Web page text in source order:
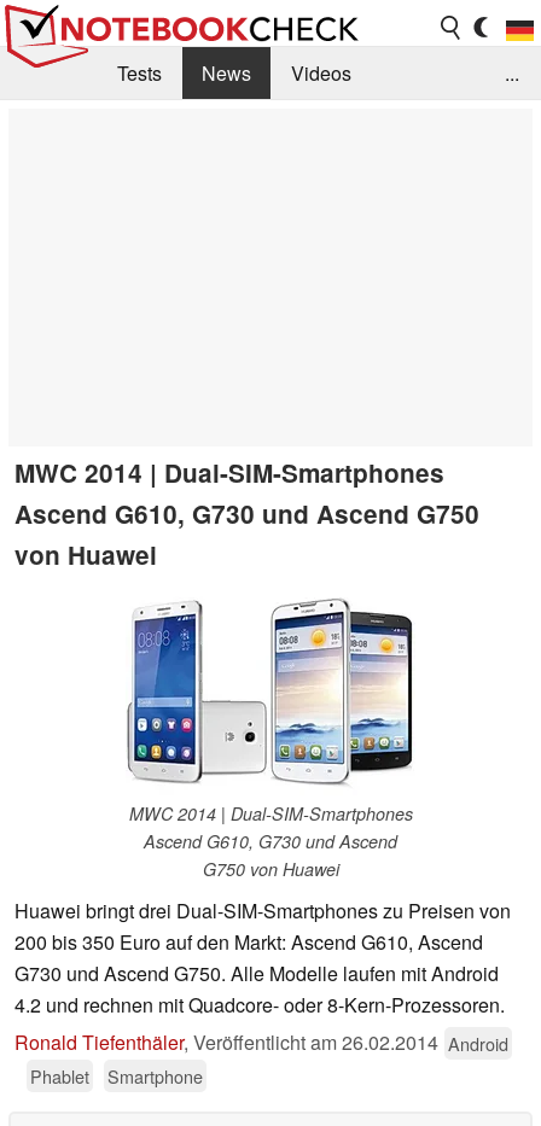
Tests News
Videos
...
MWC 2014 | Dual-SIM-Smartphones
Ascend G610, G730 und Ascend G750
von Huawei
MWC 2014 | Dual-SIM-Smartphones
Ascend G610, G730 und Ascend
G750 von Huawei
Huawei bringt drei Dual-SIM-Smartphones zu Preisen von
200 bis 350 Euro auf den Markt: Ascend G610, Ascend
G730 und Ascend G750. Alle Modelle laufen mit Android
4.2 und rechnen mit Quadcore- oder 8-Kern-Prozessoren.
Ronald Tiefenthäler, Veröffentlicht am26.02.2014 Android
Phablet
Smartphone